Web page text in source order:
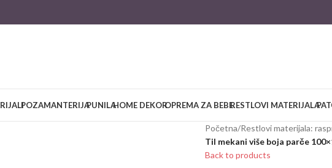
POZAMANTERIJAPUNILAHOME DEKOROPREMA ZA BEBERESTLOVI MATERIJALA
Početna/Restlovi materijala:
Til mekani više boja parče
Back to products